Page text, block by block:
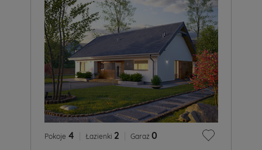
Pokoje 4 Łazienki 2 Garaż 0